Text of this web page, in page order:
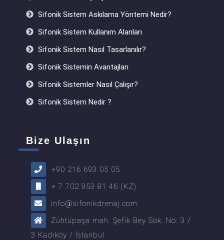
Sifonik Sistem Askılama Yöntemi Nedir?
Sifonik Sistem Kullanım Alanları
Sifonik Sistem Nasıl Tasarlanılır?
Sifonik Sistemin Avantajları
Sifonik Sistemler Nasıl Çalışır?
Sifonik Sistem Nedir ?
Bize Ulaşın
+90 216 693 05 05
+ 7 702 953 81 46 (KZ)
info@sifonikdrenaj.com
Zühtüpaşa mah. Şefik Bey Sok. No: 3 /
3 Kadıköy / İstanbul